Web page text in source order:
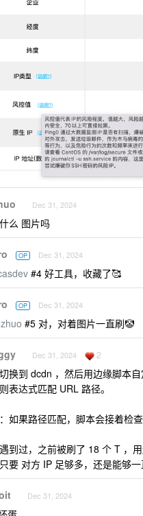
Dec 31, 2024
么 图片吗
OP Dec 31, 2024
#4 好工具，收藏了🥰
OP Dec 31, 2024
#5 对，对着图片一直刷🤡
Dec 31, 2024 2
换到 dcdn ，然后用边缘脚本
表达式匹配 URL 路径。
如果路径匹配，脚本会接着检
到过，之前被刷了 18 个 T ，
要 对方 IP 足够多，还是能够
Dec 31, 2024